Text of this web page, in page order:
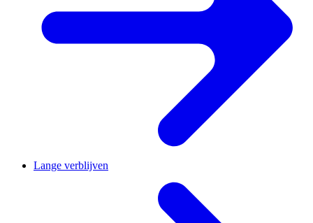
Lange verblijven